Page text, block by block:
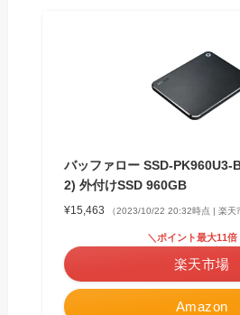
バッファロー SSD-PK960U3-
2) 外付けSSD 960GB
¥15,463 （2023/10/22 20:32時点 | 楽天
Amazon
＼ポイント最大11倍
楽天市場